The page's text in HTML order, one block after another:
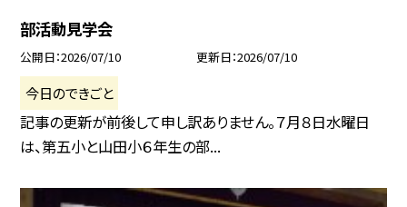
部活動見学会
公開日 2026/07/10 更新日 2026/07/10
今日のできごと
記事の更新が前後して申し訳ありません。７月８日水曜日
は、第五小と山田小６年生の部...